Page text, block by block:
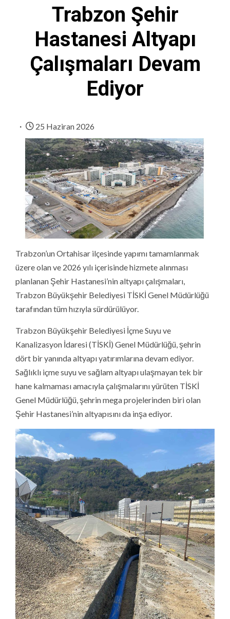
Trabzon Şehir
Hastanesi Altyapı
Çalışmaları Devam
Ediyor
25 Haziran 2026
Trabzon’un Ortahisar ilçesinde yapımı tamamlanmak
üzere olan ve 2026 yılı içerisinde hizmete alınması
planlanan Şehir Hastanesi’nin altyapı çalışmaları,
Trabzon Büyükşehir Belediyesi TİSKİ Genel Müdürlüğü
tarafından tüm hızıyla sürdürülüyor.
Trabzon Büyükşehir Belediyesi İçme Suyu ve
Kanalizasyon İdaresi (TİSKİ) Genel Müdürlüğü, şehrin
dört bir yanında altyapı yatırımlarına devam ediyor.
Sağlıklı içme suyu ve sağlam altyapı ulaşmayan tek bir
hane kalmaması amacıyla çalışmalarını yürüten TİSKİ
Genel Müdürlüğü, şehrin mega projelerinden biri olan
Şehir Hastanesi’nin altyapısını da inşa ediyor.